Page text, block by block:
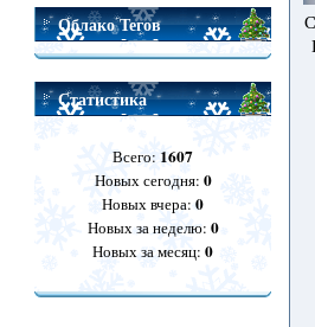
Облако Тегов
Статистика
Всего: 1607
Новых сегодня: 0
Новых вчера:0
Новых за неделю: 0
Новых за месяц:0